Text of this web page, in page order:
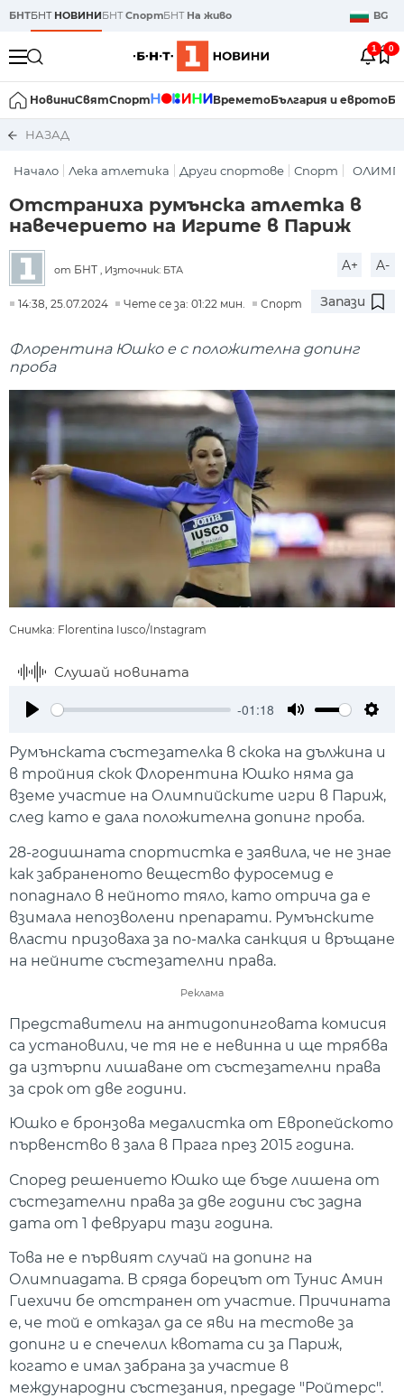
БНТБНТ НОВИНИБНТСпортБНТ На живо BG
1 0
НовиниСвятСпорт ВреметоБългария и еврото
НАЗАД
Начало Лека атлетика Други спортове Спорт
Отстраниха румънска атлетка в
навечерието на Игрите в Париж
от БНТ , Източник: БТА A+ A-
14:38, 25.07.2024 Чете се за: 01:22 мин. Спорт Запази
Флорентина Юшко е с положителна допинг
проба
Снимка: Florentina Iusco/Instagram
Слушай новината
-01:18
Румънската състезателка в скока на дължина и
в тройния скок Флорентина Юшко няма да
вземе участие на Олимпийските игри в Париж,
след като е дала положителна допинг проба.
28-годишната спортистка е заявила, че не знае
как забраненото вещество фуросемид е
попаднало в нейното тяло, като отрича да е
взимала непозволени препарати. Румънските
власти призоваха за по-малка санкция и връщане
на нейните състезателни права.
Реклама
Представители на антидопинговата комисия
са установили, че тя не е невинна и ще трябва
да изтърпи лишаване от състезателни права
за срок от две години.
Юшко е бронзова медалистка от Европейското
първенство в зала в Прага през 2015 година.
Според решението Юшко ще бъде лишена от
състезателни права за две години със задна
дата от 1 февруари тази година.
Това не е първият случай на допинг на
Олимпиадата. В сряда борецът от Тунис Амин
Гиехичи бе отстранен от участие. Причината
е, че той е отказал да се яви на тестове за
допинг и е спечелил квотата си за Париж,
когато е имал забрана за участие в
международни състезания, предаде "Ройтерс".